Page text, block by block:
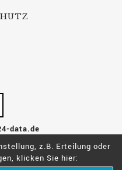
data.de
z.B. Erteilung oder
klicken Sie hier: